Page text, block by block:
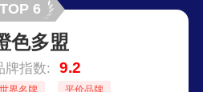
TOP 6
色多盟
牌指数: 9.2
世界名牌 平价品牌